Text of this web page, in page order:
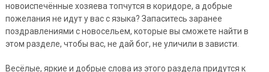
новоиспечённые хозяева топчутся в коридоре, а добрые
пожелания не идут у вас с языка? Запаситесь заранее
поздравлениями с новосельем, которые вы сможете найти в
этом разделе, чтобы вас, не дай бог, не уличили в зависти.
Весёлые, яркие и добрые слова из этого раздела придутся к